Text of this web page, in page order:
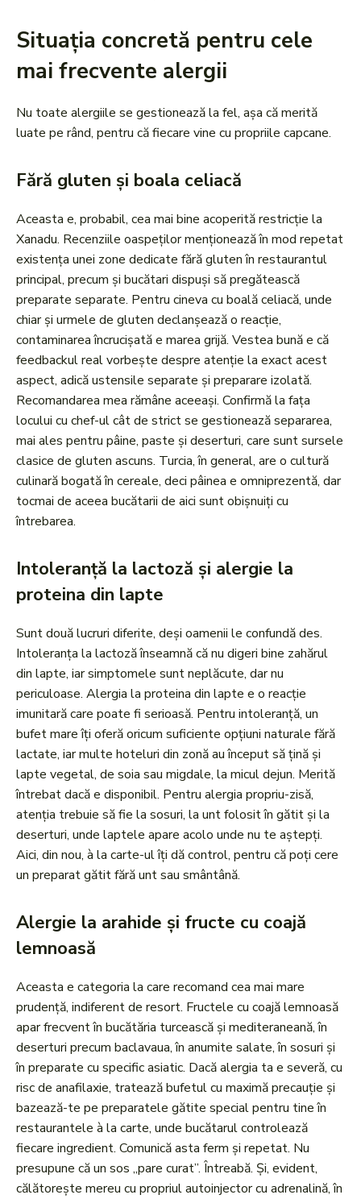
Situația concretă pentru cele
mai frecvente alergii
Nu toate alergiile se gestionează la fel, așa că merită
luate pe rând, pentru că fiecare vine cu propriile capcane.
Fără gluten și boala celiacă
Aceasta e, probabil, cea mai bine acoperită restricție la
Xanadu. Recenziile oaspeților menționează în mod repetat
existența unei zone dedicate fără gluten în restaurantul
principal, precum și bucătari dispuși să pregătească
preparate separate. Pentru cineva cu boală celiacă, unde
chiar și urmele de gluten declanșează o reacție,
contaminarea încrucișată e marea grijă. Vestea bună e că
feedbackul real vorbește despre atenție la exact acest
aspect, adică ustensile separate și preparare izolată.
Recomandarea mea rămâne aceeași. Confirmă la fața
locului cu chef-ul cât de strict se gestionează separarea,
mai ales pentru pâine, paste și deserturi, care sunt sursele
clasice de gluten ascuns. Turcia, în general, are o cultură
culinară bogată în cereale, deci pâinea e omniprezentă, dar
tocmai de aceea bucătarii de aici sunt obișnuiți cu
întrebarea.
Intoleranță la lactoză și alergie la
proteina din lapte
Sunt două lucruri diferite, deși oamenii le confundă des.
Intoleranța la lactoză înseamnă că nu digeri bine zahărul
din lapte, iar simptomele sunt neplăcute, dar nu
periculoase. Alergia la proteina din lapte e o reacție
imunitară care poate fi serioasă. Pentru intoleranță, un
bufet mare îți oferă oricum suficiente opțiuni naturale fără
lactate, iar multe hoteluri din zonă au început să țină și
lapte vegetal, de soia sau migdale, la micul dejun. Merită
întrebat dacă e disponibil. Pentru alergia propriu-zisă,
atenția trebuie să fie la sosuri, la unt folosit în gătit și la
deserturi, unde laptele apare acolo unde nu te aștepți.
Aici, din nou, à la carte-ul îți dă control, pentru că poți cere
un preparat gătit fără unt sau smântână.
Alergie la arahide și fructe cu coajă
lemnoasă
Aceasta e categoria la care recomand cea mai mare
prudență, indiferent de resort. Fructele cu coajă lemnoasă
apar frecvent în bucătăria turcească și mediteraneană, în
deserturi precum baclavaua, în anumite salate, în sosuri și
în preparate cu specific asiatic. Dacă alergia ta e severă, cu
risc de anafilaxie, tratează bufetul cu maximă precauție și
bazează-te pe preparatele gătite special pentru tine în
restaurantele à la carte, unde bucătarul controlează
fiecare ingredient. Comunică asta ferm și repetat. Nu
presupune că un sos „pare curat”. Întreabă. Și, evident,
călătorește mereu cu propriul autoinjector cu adrenalină, în